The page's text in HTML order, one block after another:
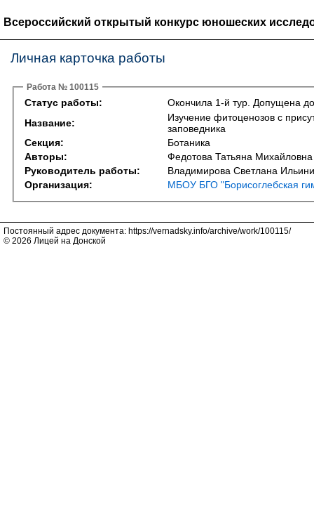
Всероссийский открытый конкурс юношеских
Личная карточка работы
Работа № 100115
Статус работы:
Окончила 1-й тур. Допущена
Название:
Изучение фитоценозов с
заповедника
Секция:
Ботаника
Авторы:
Федотова Татьяна Михайловна
Руководитель работы:
Владимирова Светлана
Организация:
МБОУ БГО "Борисоглебская
Постоянный адрес документа: https://vernadsky.info/archive/work/100115/
© 2026 Лицей на Донской